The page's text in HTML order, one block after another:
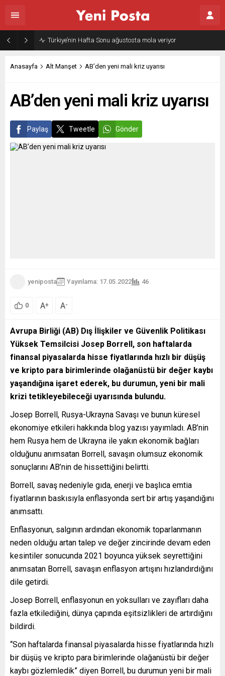
Türkiye’nin Hafta Sonu ağustosta mola veriyor
Anasayfa Alt Manşet AB’den yeni mali kriz uyarısı
AB’den yeni mali kriz uyarısı
Paylaş Tweetle Gönder
yeniposta Yayınlama: 17.05.2022 46
0 A+ A-
Avrupa Birliği (AB) Dış İlişkiler ve Güvenlik Politikası
Yüksek Temsilcisi Josep Borrell, son haftalarda
finansal piyasalarda hisse fiyatlarında hızlı bir düşüş
ve kripto para birimlerinde olağanüstü bir değer kaybı
yaşandığına işaret ederek, bu durumun, yeni bir mali
krizi tetikleyebileceği uyarısında bulundu.
Josep Borrell, Rusya-Ukrayna Savaşı ve bunun küresel
ekonomiye etkileri hakkında blog yazısı yayımladı. AB’nin
hem Rusya hem de Ukrayna ile yakın ekonomik bağları
olduğunu anımsatan Borrell, savaşın olumsuz ekonomik
sonuçlarını AB’nin de hissettiğini belirtti.
Borrell, savaş nedeniyle gıda, enerji ve başlıca emtia
fiyatlarının baskısıyla enflasyonda sert bir artış yaşandığını
anımsattı.
Enflasyonun, salgının ardından ekonomik toparlanmanın
neden olduğu artan talep ve değer zincirinde devam eden
kesintiler sonucunda 2021 boyunca yüksek seyrettiğini
anımsatan Borrell, savaşın enflasyon artışını hızlandırdığını
dile getirdi.
Josep Borrell, enflasyonun en yoksulları ve zayıfları daha
fazla etkilediğini, dünya çapında eşitsizlikleri de artırdığını
bildirdi.
“Son haftalarda finansal piyasalarda hisse fiyatlarında hızlı
bir düşüş ve kripto para birimlerinde olağanüstü bir değer
kaybı gözlemledik” diyen Borrell, bu durumun yeni bir mali